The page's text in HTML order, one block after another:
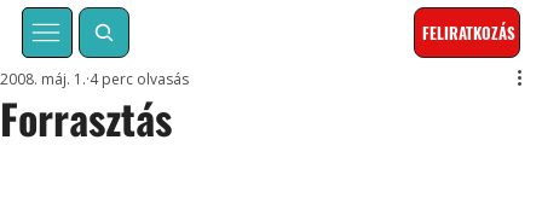
FELIRATKOZÁS
Forrasztás
2008. máj. 1. 4 perc olvasás